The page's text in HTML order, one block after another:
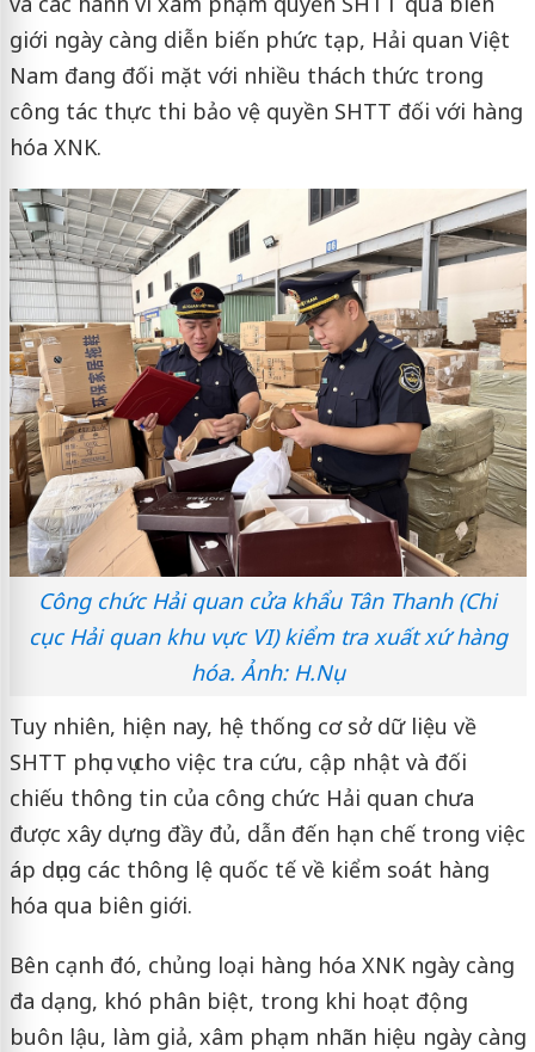
giới ngày càng diễn biến phức tạp, Hải quan Việt
Nam đang đối mặt với nhiều thách thức trong
công tác thực thi bảo vệ quyền SHTT đối với hàng
hóa XNK.
Công chức Hải quan cửa khẩu Tân Thanh (Chi
cục Hải quan khu vực VI) kiểm tra xuất xứ hàng
hóa. Ảnh: H.Nụ
Tuy nhiên, hiện nay, hệ thống cơ sở dữ liệu về
SHTT phục vụ cho việc tra cứu, cập nhật và đối
chiếu thông tin của công chức Hải quan chưa
được xây dựng đầy đủ, dẫn đến hạn chế trong việc
áp dụng các thông lệ quốc tế về kiểm soát hàng
hóa qua biên giới.
Bên cạnh đó, chủng loại hàng hóa XNK ngày càng
đa dạng, khó phân biệt, trong khi hoạt động
buôn lậu, làm giả, xâm phạm nhãn hiệu ngày càng